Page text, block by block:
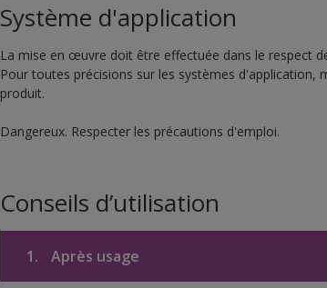
Système d'application
La mise en œuvre doit être effectuée dans le respect
Pour toutes précisions sur les systèmes d'application,
produit.
Dangereux. Respecter les précautions d'emploi.
Conseils d’utilisation
1. Après usage